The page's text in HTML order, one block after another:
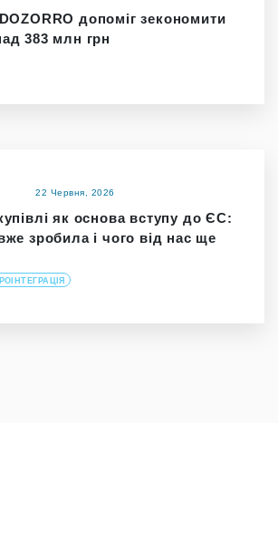
допоміг зекономити
383 млн грн
22 Червня, 2026
як основа вступу до ЄС:
зробила і чого від нас ще